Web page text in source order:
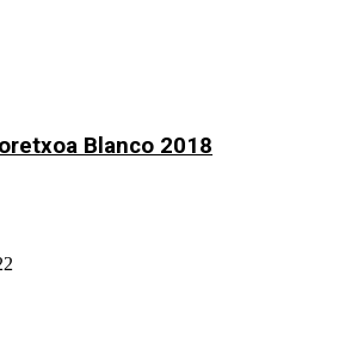
Blanco 2018